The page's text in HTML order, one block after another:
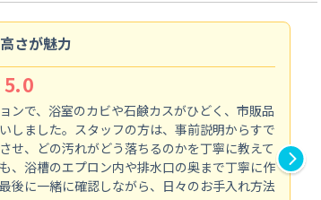
さが魅力
5.0
ンで、浴室のカビや石鹸カスがひどく、市販品
しました。スタッフの方は、事前説明からすで
せ、どの汚れがどう落ちるのかを丁寧に教えて
、浴槽のエプロン内や排水口の奥まで丁寧に作
後に一緒に確認しながら、日々のお手入れ方法